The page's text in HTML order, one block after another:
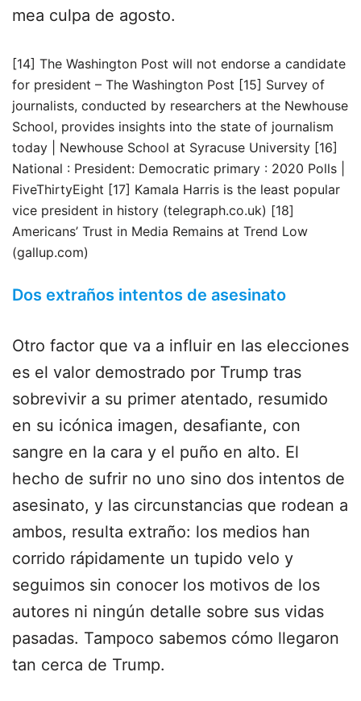
mea culpa de agosto.
[14] The Washington Post will not endorse a candidate
for president – The Washington Post [15] Survey of
journalists, conducted by researchers at the Newhouse
School, provides insights into the state of journalism
today | Newhouse School at Syracuse University [16]
National : President: Democratic primary : 2020 Polls |
FiveThirtyEight [17] Kamala Harris is the least popular
vice president in history (telegraph.co.uk) [18]
Americans’ Trust in Media Remains at Trend Low
(gallup.com)
Dos extraños intentos de asesinato
Otro factor que va a influir en las elecciones
es el valor demostrado por Trump tras
sobrevivir a su primer atentado, resumido
en su icónica imagen, desafiante, con
sangre en la cara y el puño en alto. El
hecho de sufrir no uno sino dos intentos de
asesinato, y las circunstancias que rodean a
ambos, resulta extraño: los medios han
corrido rápidamente un tupido velo y
seguimos sin conocer los motivos de los
autores ni ningún detalle sobre sus vidas
pasadas. Tampoco sabemos cómo llegaron
tan cerca de Trump.